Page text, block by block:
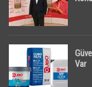
Var